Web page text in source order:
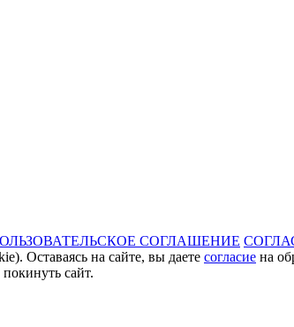
СОГЛАШЕНИЕ
Оставаясь на сайте, вы даете согласие на
сайт.